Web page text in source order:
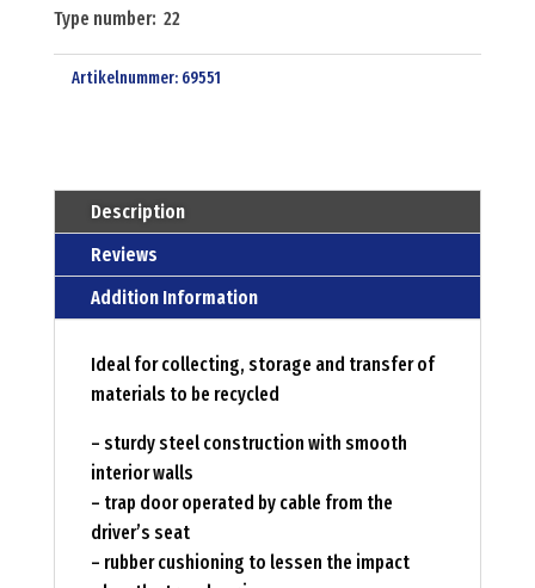
Type number: 22
Artikelnummer: 69551
Description
Reviews
Addition Information
Ideal for collecting, storage and transfer of
materials to be recycled
– sturdy steel construction with smooth
interior walls
– trap door operated by cable from the
driver’s seat
– rubber cushioning to lessen the impact